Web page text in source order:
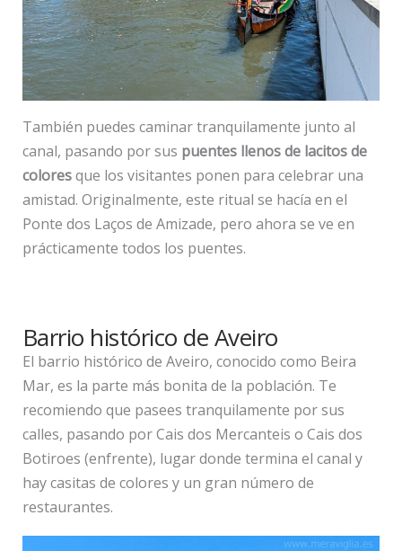
También puedes caminar tranquilamente junto al
canal, pasando por sus puentes llenos de lacitos de
coloresque los visitantes ponen para celebrar una
amistad. Originalmente, este ritual se hacía en el
Ponte dos Laços de Amizade, pero ahora se ve en
prácticamente todos los puentes.
Barrio histórico de Aveiro
El barrio histórico de Aveiro, conocido como Beira
Mar, es la parte más bonita de la población. Te
recomiendo que pasees tranquilamente por sus
calles, pasando por Cais dos Mercanteis o Cais dos
Botiroes (enfrente), lugar donde termina el canal y
hay casitas de colores y un gran número de
restaurantes.